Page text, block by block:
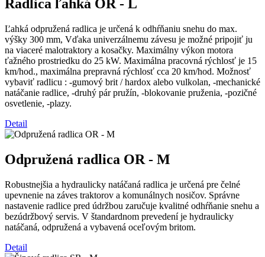
Radlica ľahká OR - L
Ľahká odpružená radlica je určená k odhŕňaniu snehu do max.
výšky 300 mm, Vďaka univerzálnemu závesu je možné pripojiť ju
na viaceré malotraktory a kosačky. Maximálny výkon motora
ťažného prostriedku do 25 kW. Maximálna pracovná rýchlosť je 15
km/hod., maximálna prepravná rýchlosť cca 20 km/hod. Možnosť
vybaviť radlicu : -gumový brit / hardox alebo vulkolan, -mechanické
natáčanie radlice, -druhý pár pružín, -blokovanie pruženia, -pozičné
osvetlenie, -plazy.
Detail
Odpružená radlica OR - M
Robustnejšia a hydraulicky natáčaná radlica je určená pre čelné
upevnenie na záves traktorov a komunálnych nosičov. Správne
nastavenie radlice pred údržbou zaručuje kvalitné odhŕňanie snehu a
bezúdržbový servis. V štandardnom prevedení je hydraulicky
natáčaná, odpružená a vybavená oceľovým britom.
Detail